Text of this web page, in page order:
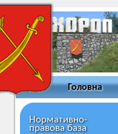
Головна
Нормативно-
правова база